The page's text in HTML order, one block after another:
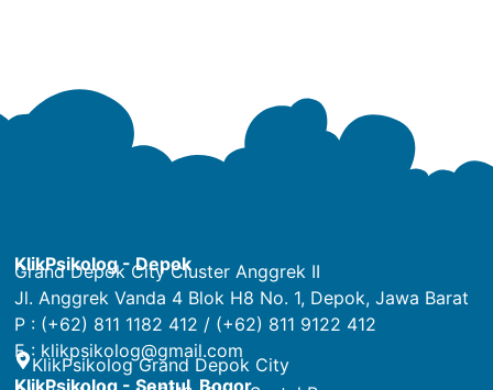
KlikPsikolog - Depok
Grand Depok City Cluster Anggrek II
Jl. Anggrek Vanda 4 Blok H8 No. 1, Depok, Jawa Barat
P : (+62) 811 1182 412 / (+62) 811 9122 412
E : klikpsikolog@gmail.com
KlikPsikolog Grand Depok City
KlikPsikolog - Sentul, Bogor